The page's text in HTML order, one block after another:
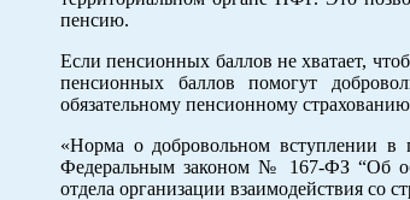
пенсию.
Если пенсионных баллов не хватает,
пенсионных баллов помогут
обязательному пенсионному
«Норма о добровольном вступлении в
Федеральным законом № 167-ФЗ “Об
отдела организации взаимодействия со